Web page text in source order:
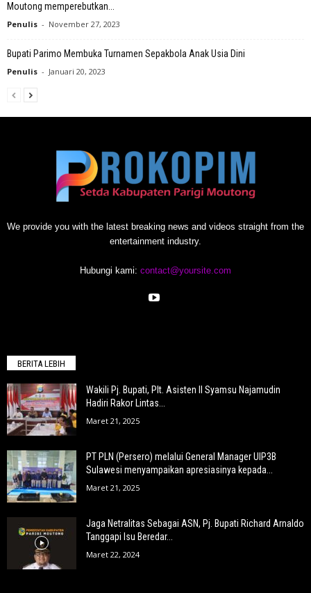
Moutong memperebutkan...
Penulis - November 27, 2023
Bupati Parimo Membuka Turnamen Sepakbola Anak Usia Dini
Penulis - Januari 20, 2023
We provide you with the latest breaking news and videos straight from the
entertainment industry.
Hubungi kami: contact@yoursite.com
BERITA LEBIH
Wakili Pj. Bupati, Plt. Asisten II Syamsu Najamudin
Hadiri Rakor Lintas...
Maret 21, 2025
PT PLN (Persero) melalui General Manager UIP3B
Sulawesi menyampaikan apresiasinya kepada...
Maret 21, 2025
Jaga Netralitas Sebagai ASN, Pj. Bupati Richard Arnaldo
Tanggapi Isu Beredar...
Maret 22, 2024